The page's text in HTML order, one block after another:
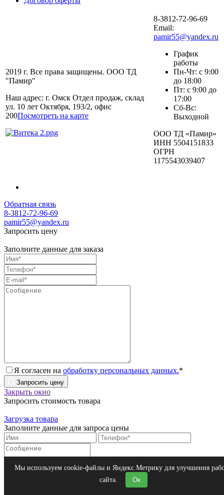
2019 г. Все права защищены. ООО ТД
"Памир"
Наш адрес: г. Омск Отдел продаж, склад
ул. 10 лет Октября, 193/2, офис
200Посмотреть на карте
8-3812-72-96-69
Email:
pamir55@yandex.ru
График
работы
Пн-Чт: с 9:00
до 18:00
Пт: с 9:00 до
17:00
Сб-Вс:
Выходной
ООО ТД «Памир»
ИНН 5504151833
ОГРН
1175543039407
Обратная связь
8-3812-72-96-69
pamir55@yandex.ru
Запросить цену
Заполните данные для заказа
Я согласен на обработку персональных данных.*
Запросить цену
Закрыть окно
Запросить стоимость товара
Загрузка товара
Заполните данные для запроса цены
Я согласен на обработку персональных данных.*
Запросить цену
Мы используем cookie-файлы и Яндекс.Метрику для улучшения
сайта.
Ок